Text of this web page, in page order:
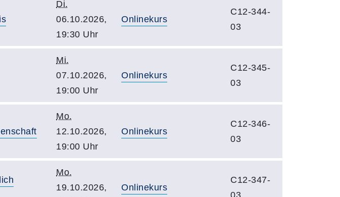
Di.
06.10.2026,
19:30 Uhr
Onlinekurs
C12-344-
03
Mi.
07.10.2026,
19:00 Uhr
Onlinekurs
C12-345-
03
Mo.
12.10.2026,
19:00 Uhr
Onlinekurs
C12-346-
03
Mo.
19.10.2026,
Onlinekurs
C12-347-
03